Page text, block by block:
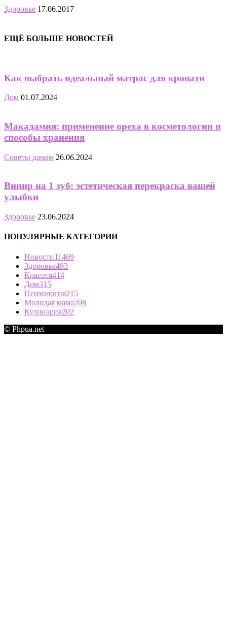
Здоровье 17.06.2017
ЕЩЁ БОЛЬШЕ НОВОСТЕЙ
Как выбрать идеальный матрас для кровати
Дом 01.07.2024
Макадамия: применение ореха в косметологии и
способы хранения
Советы дамам 26.06.2024
Винир на 1 зуб: эстетическая перекраска вашей
улыбки
Здоровье 23.06.2024
ПОПУЛЯРНЫЕ КАТЕГОРИИ
Новости11469
Здоровье493
Красота414
Дом315
Психология215
Молодая мама208
Кулинария202
© Phpua.net